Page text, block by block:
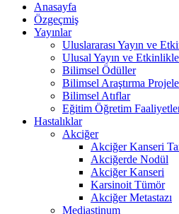
Anasayfa
Özgeçmiş
Yayınlar
Uluslararası Yayın ve
Ulusal Yayın ve
Bilimsel Ödüller
Bilimsel Araştırma
Bilimsel Atıflar
Eğitim Öğretim
Hastalıklar
Akciğer
Akciğer Kanseri
Akciğerde Nodül
Akciğer Kanseri
Karsinoit Tümör
Akciğer Metastazı
Mediastinum